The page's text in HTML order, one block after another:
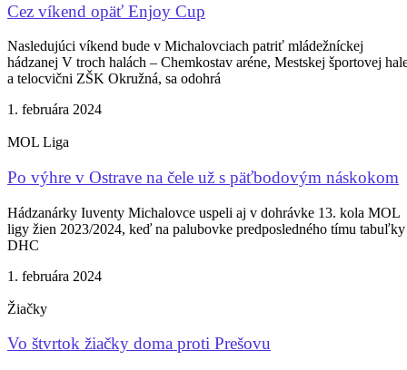
Cez víkend opäť Enjoy Cup
Nasledujúci víkend bude v Michalovciach patriť mládežníckej
hádzanej V troch halách – Chemkostav aréne, Mestskej športovej
a telocvični ZŠK Okružná, sa odohrá
1. februára 2024
MOL Liga
Po výhre v Ostrave na čele už s päťbodovým náskokom
Hádzanárky Iuventy Michalovce uspeli aj v dohrávke 13. kola MOL
ligy žien 2023/2024, keď na palubovke predposledného tímu tabuľky
DHC
1. februára 2024
Žiačky
Vo štvrtok žiačky doma proti Prešovu